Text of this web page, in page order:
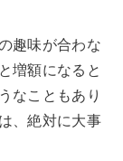
趣味が合わな
増額になると
なこともあり
、絶対に大事